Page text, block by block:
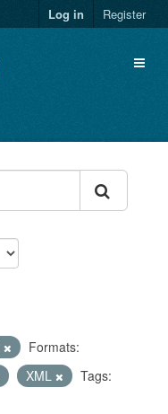
Log in Register
Formats:
XML
Tags: